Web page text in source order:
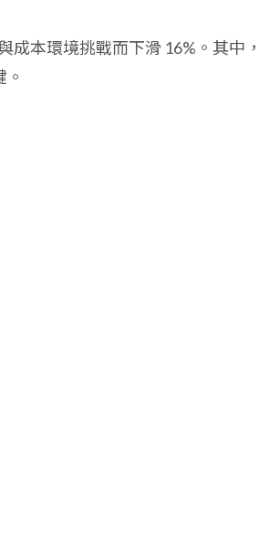
成本環境挑戰而下滑 16%。其中